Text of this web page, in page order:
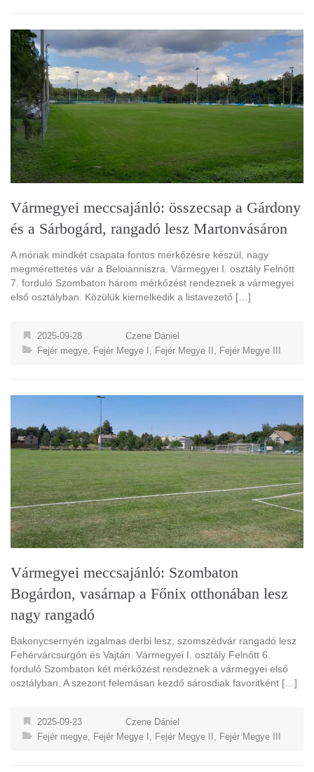
Vármegyei meccsajánló: összecsap a Gárdony
és a Sárbogárd, rangadó lesz Martonvásáron
A móriak mindkét csapata fontos mérkőzésre készül, nagy
megmérettetés vár a Beloianniszra. Vármegyei I. osztály Felnőtt
7. forduló Szombaton három mérkőzést rendeznek a vármegyei
első osztályban. Közülük kiemelkedik a listavezető […]
2025-09-28
Czene Dániel
Fejér megye Fejér Megye I Fejér Megye II Fejér Megye III
Vármegyei meccsajánló: Szombaton
Bogárdon, vasárnap a Főnix otthonában lesz
nagy rangadó
Bakonycsernyén izgalmas derbi lesz, szomszédvár rangadó lesz
Fehérvárcsurgón és Vajtán. Vármegyei I. osztály Felnőtt 6.
forduló Szombaton két mérkőzést rendeznek a vármegyei első
osztályban. A szezont felemásan kezdő sárosdiak favoritként […]
2025-09-23
Czene Dániel
Fejér megye Fejér Megye I Fejér Megye II Fejér Megye III